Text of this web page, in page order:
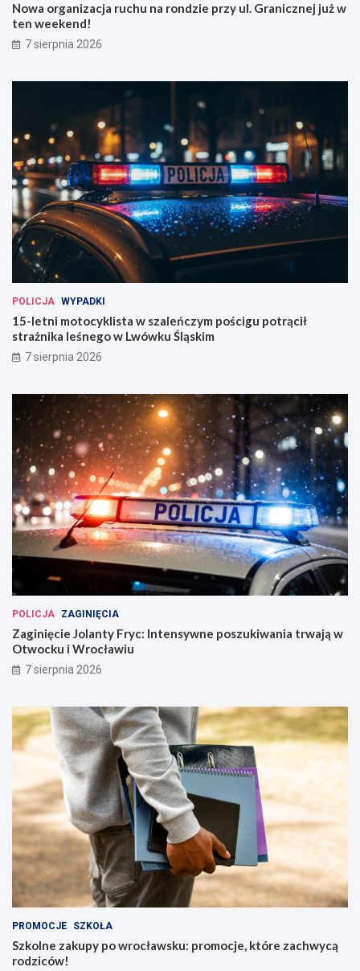
Nowa organizacja ruchu na rondzie przy ul. Granicznej już w
ten weekend!
7 sierpnia 2026
POLICJA WYPADKI
15-letni motocyklista w szaleńczym pościgu potrącił
strażnika leśnego w Lwówku Śląskim
7 sierpnia 2026
POLICJA ZAGINIĘCIA
Zaginięcie Jolanty Fryc: Intensywne poszukiwania trwają w
Otwocku i Wrocławiu
7 sierpnia 2026
PROMOCJE SZKOŁA
Szkolne zakupy po wrocławsku: promocje, które zachwycą
rodziców!